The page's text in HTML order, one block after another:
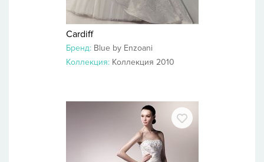
Cardiff
Бренд: Blue by Enzoani
Коллекция: Коллекция 2010